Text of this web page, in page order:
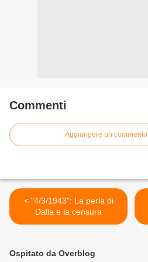
Commenti
Aggiungere un commento
< "4/3/1943": La perla di
Dalla e la censura
Ospitato da Overblog